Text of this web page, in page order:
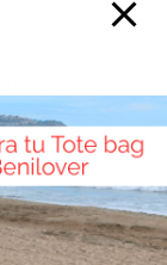
la cookie y,
plataforma